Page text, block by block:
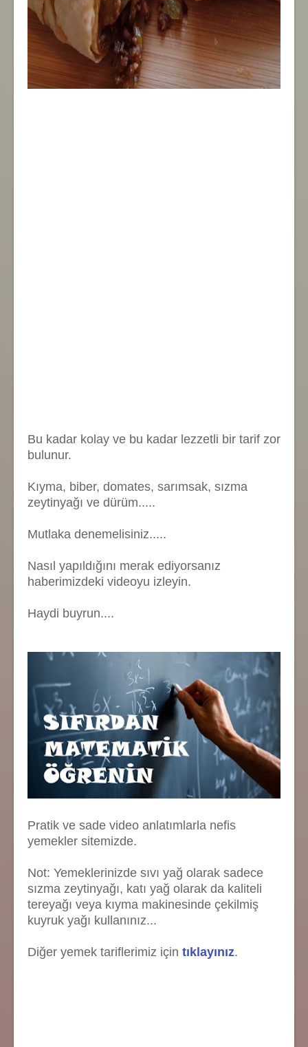
Bu kadar kolay ve bu kadar lezzetli bir tarif zor
bulunur.
Kıyma, biber, domates, sarımsak, sızma
zeytinyağı ve dürüm.....
Mutlaka denemelisiniz.....
Nasıl yapıldığını merak ediyorsanız
haberimizdeki videoyu izleyin.
Haydi buyrun....
Pratik ve sade video anlatımlarla nefis
yemekler sitemizde.
Not: Yemeklerinizde sıvı yağ olarak sadece
sızma zeytinyağı, katı yağ olarak da kaliteli
tereyağı veya kıyma makinesinde çekilmiş
kuyruk yağı kullanınız...
Diğer yemek tariflerimiz için tıklayınız.